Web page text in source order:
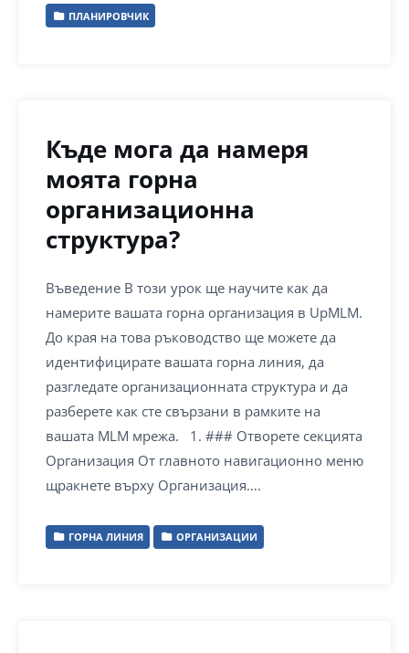
ПЛАНИРОВЧИК
Къде мога да намеря
моята горна
организационна
структура?
Въведение В този урок ще научите как да
намерите вашата горна организация в UpMLM.
До края на това ръководство ще можете да
идентифицирате вашата горна линия, да
разгледате организационната структура и да
разберете как сте свързани в рамките на
вашата MLM мрежа. 1. ### Отворете секцията
Организация От главното навигационно меню
щракнете върху Организация….
ГОРНА ЛИНИЯ ОРГАНИЗАЦИИ